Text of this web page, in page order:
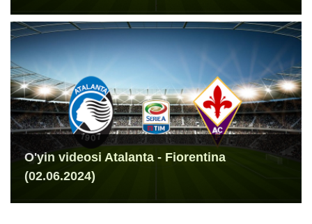
O'yin videosi Atalanta - Fiorentina
(02.06.2024)